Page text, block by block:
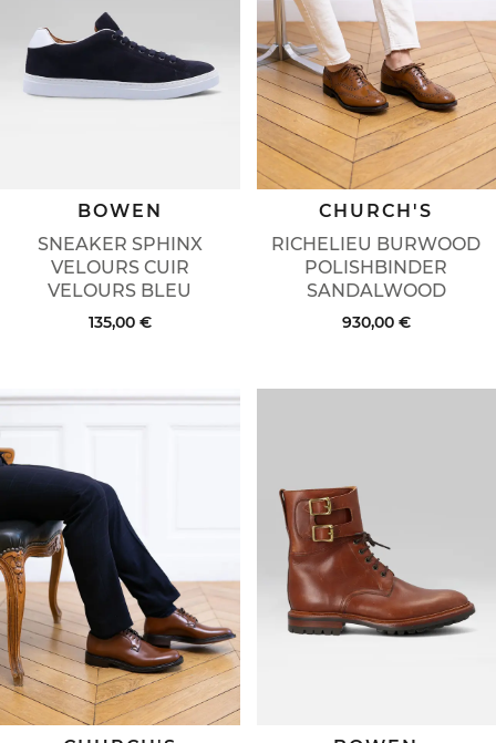
SNEAKER SPHINX
VELOURS CUIR
VELOURS BLEU
BOWEN
135,00 €
RICHELIEU BURWOOD
POLISHBINDER
SANDALWOOD
CHURCH'S
930,00 €